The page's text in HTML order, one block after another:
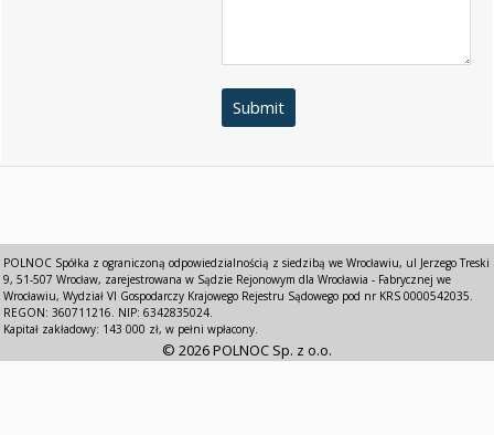
Submit
POLNOC Spółka z ograniczoną odpowiedzialnością z siedzibą we Wrocławiu, ul Jerzego Treski
9, 51-507 Wrocław, zarejestrowana w Sądzie Rejonowym dla Wrocławia - Fabrycznej we
Wrocławiu, Wydział VI Gospodarczy Krajowego Rejestru Sądowego pod nr KRS 0000542035.
REGON: 360711216. NIP: 6342835024.
Kapitał zakładowy: 143 000 zł, w pełni wpłacony.
© 2026 POLNOC Sp. z o.o.